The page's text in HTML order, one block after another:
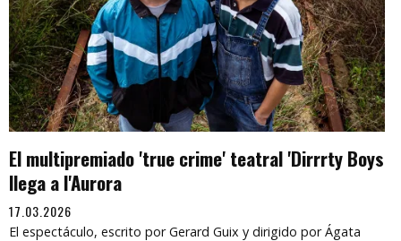
El multipremiado 'true crime' teatral 'Dirrrty Boys
llega a l'Aurora
17.03.2026
El espectáculo, escrito por Gerard Guix y dirigido por Ágata